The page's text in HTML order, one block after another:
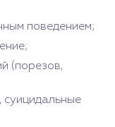
поведением;
(порезов,
суицидальные